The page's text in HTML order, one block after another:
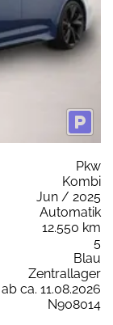
Pkw
Kombi
Jun / 2025
Automatik
12.550 km
5
Blau
Zentrallager
ab ca. 11.08.2026
N908014